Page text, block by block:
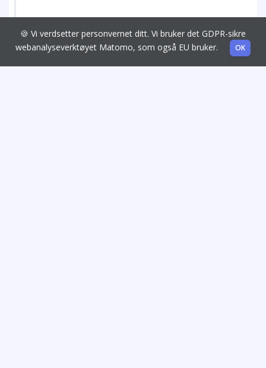
🍪 Vi verdsetter personvernet ditt. Vi bruker det GDPR-sikre
webanalyseverktøyet Matomo, som også EU bruker.
OK